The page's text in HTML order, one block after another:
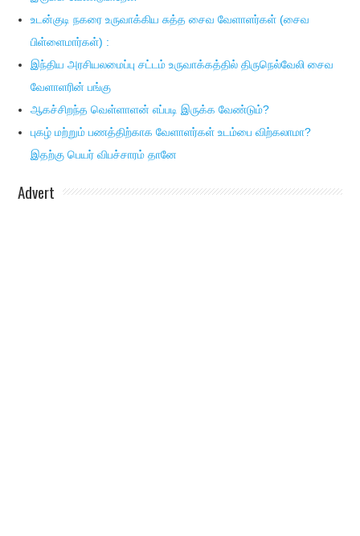
உடன்குடி நகரை உருவாக்கிய சுத்த சைவ வேளாளர்கள் (சைவ
பிள்ளைமார்கள்) :
இந்திய அரசியலமைப்பு சட்டம் உருவாக்கத்தில் திருநெல்வேலி சைவ
வேளாளரின் பங்கு
ஆகச்சிறந்த வெள்ளாளன் எப்படி இருக்க வேண்டும்?
புகழ் மற்றும் பணத்திற்காக வேளாளர்கள் உடம்பை விற்கலாமா?
இதற்கு பெயர் விபச்சாரம் தானே
Advert